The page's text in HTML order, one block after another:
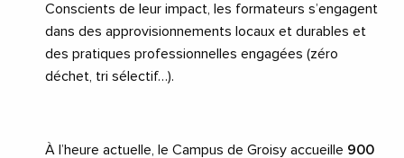
Conscients de leur impact, les formateurs s’engagent
dans des approvisionnements locaux et durables et
des pratiques professionnelles engagées (zéro
déchet, tri sélectif…).
À l’heure actuelle, le Campus de Groisy accueille 900